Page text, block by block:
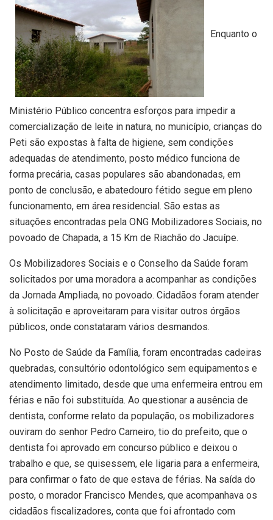
Enquanto o
Ministério Público concentra esforços para impedir a
comercialização de leite in natura, no município, crianças do
Peti são expostas à falta de higiene, sem condições
adequadas de atendimento, posto médico funciona de
forma precária, casas populares são abandonadas, em
ponto de conclusão, e abatedouro fétido segue em pleno
funcionamento, em área residencial. São estas as
situações encontradas pela ONG Mobilizadores Sociais, no
povoado de Chapada, a 15 Km de Riachão do Jacuípe.
Os Mobilizadores Sociais e o Conselho da Saúde foram
solicitados por uma moradora a acompanhar as condições
da Jornada Ampliada, no povoado. Cidadãos foram atender
à solicitação e aproveitaram para visitar outros órgãos
públicos, onde constataram vários desmandos.
No Posto de Saúde da Família, foram encontradas cadeiras
quebradas, consultório odontológico sem equipamentos e
atendimento limitado, desde que uma enfermeira entrou em
férias e não foi substituída. Ao questionar a ausência de
dentista, conforme relato da população, os mobilizadores
ouviram do senhor Pedro Carneiro, tio do prefeito, que o
dentista foi aprovado em concurso público e deixou o
trabalho e que, se quisessem, ele ligaria para a enfermeira,
para confirmar o fato de que estava de férias. Na saída do
posto, o morador Francisco Mendes, que acompanhava os
cidadãos fiscalizadores, conta que foi afrontado com